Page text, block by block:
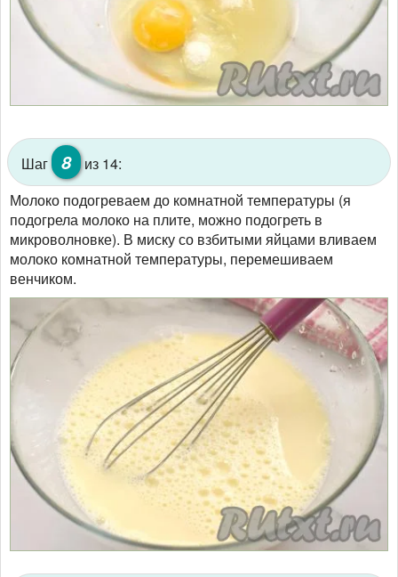
Шаг 8
из 14:
Молоко подогреваем до комнатной температуры (я
подогрела молоко на плите, можно подогреть в
микроволновке). В миску со взбитыми яйцами вливаем
молоко комнатной температуры, перемешиваем
венчиком.